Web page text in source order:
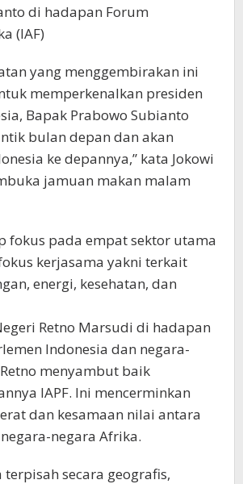
di hadapan Forum
(IAF)
yang menggembirakan ini
memperkenalkan presiden
Bapak Prabowo Subianto
bulan depan dan akan
ke depannya,” kata Jokowi
jamuan makan malam
fokus pada empat sektor utama
kerjasama yakni terkait
energi, kesehatan, dan
Retno Marsudi di hadapan
Indonesia dan negara-
menyambut baik
IAPF. Ini mencerminkan
dan kesamaan nilai antara
negara Afrika.
terpisah secara geografis,